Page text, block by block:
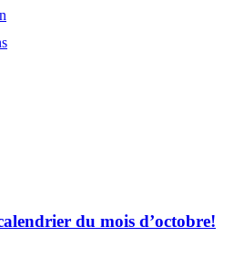
du mois d’octobre!